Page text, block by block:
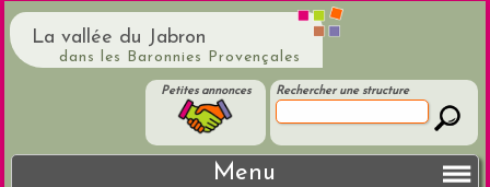
La vallée du Jabron
dans les Baronnies Provençales
Rechercher une structure
Petites annonces
Menu